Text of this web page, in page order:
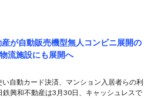
が自動販売機型無人コンビニ展開の
流施設にも展開へ
い自動カード決済、マンション入居者らの利
鉄興和不動産は3月30日、キャッシュレスで